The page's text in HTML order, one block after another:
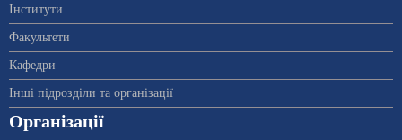
Інститути
Факультети
Кафедри
Інші підрозділи та організації
Організації